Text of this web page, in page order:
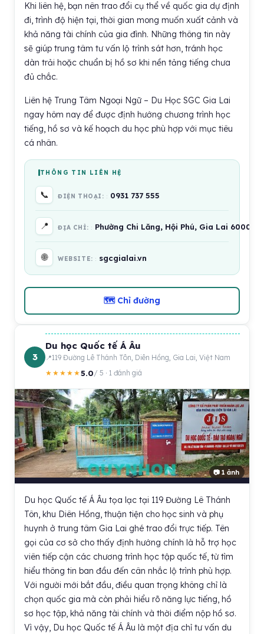
Khi liên hệ, bạn nên trao đổi cụ thể về quốc gia dự định
đi, trình độ hiện tại, thời gian mong muốn xuất cảnh và
khả năng tài chính của gia đình. Những thông tin này
sẽ giúp trung tâm tư vấn lộ trình sát hơn, tránh học
dàn trải hoặc chuẩn bị hồ sơ khi nền tảng tiếng chưa
đủ chắc.
Liên hệ Trung Tâm Ngoại Ngữ – Du Học SGC Gia Lai
ngay hôm nay để được định hướng chương trình học
tiếng, hồ sơ và kế hoạch du học phù hợp với mục tiêu
cá nhân.
THÔNG TIN LIÊN HỆ
📞 ĐIỆN THOẠI: 0931 737 555
📍 ĐỊA CHỈ: Phường Chi Lăng, Hội Phú, Gia Lai
🌐 WEBSITE: sgcgialai.vn
🗺 Chỉ đường
3
Du học Quốc tế Á Âu
119 Đường Lê Thánh Tôn, Diên Hồng, Gia Lai, Việt Nam
★★★★★5.0/ 5 · 1 đánh giá
📷 1 ảnh
Du học Quốc tế Á Âu tọa lạc tại 119 Đường Lê Thánh
Tôn, khu Diên Hồng, thuận tiện cho học sinh và phụ
huynh ở trung tâm Gia Lai ghé trao đổi trực tiếp. Tên
gọi của cơ sở cho thấy định hướng chính là hỗ trợ học
viên tiếp cận các chương trình học tập quốc tế, từ tìm
hiểu thông tin ban đầu đến cân nhắc lộ trình phù hợp.
Với người mới bắt đầu, điều quan trọng không chỉ là
chọn quốc gia mà còn phải hiểu rõ năng lực tiếng, hồ
sơ học tập, khả năng tài chính và thời điểm nộp hồ sơ.
Vì vậy, Du học Quốc tế Á Âu là một địa chỉ tư vấn du